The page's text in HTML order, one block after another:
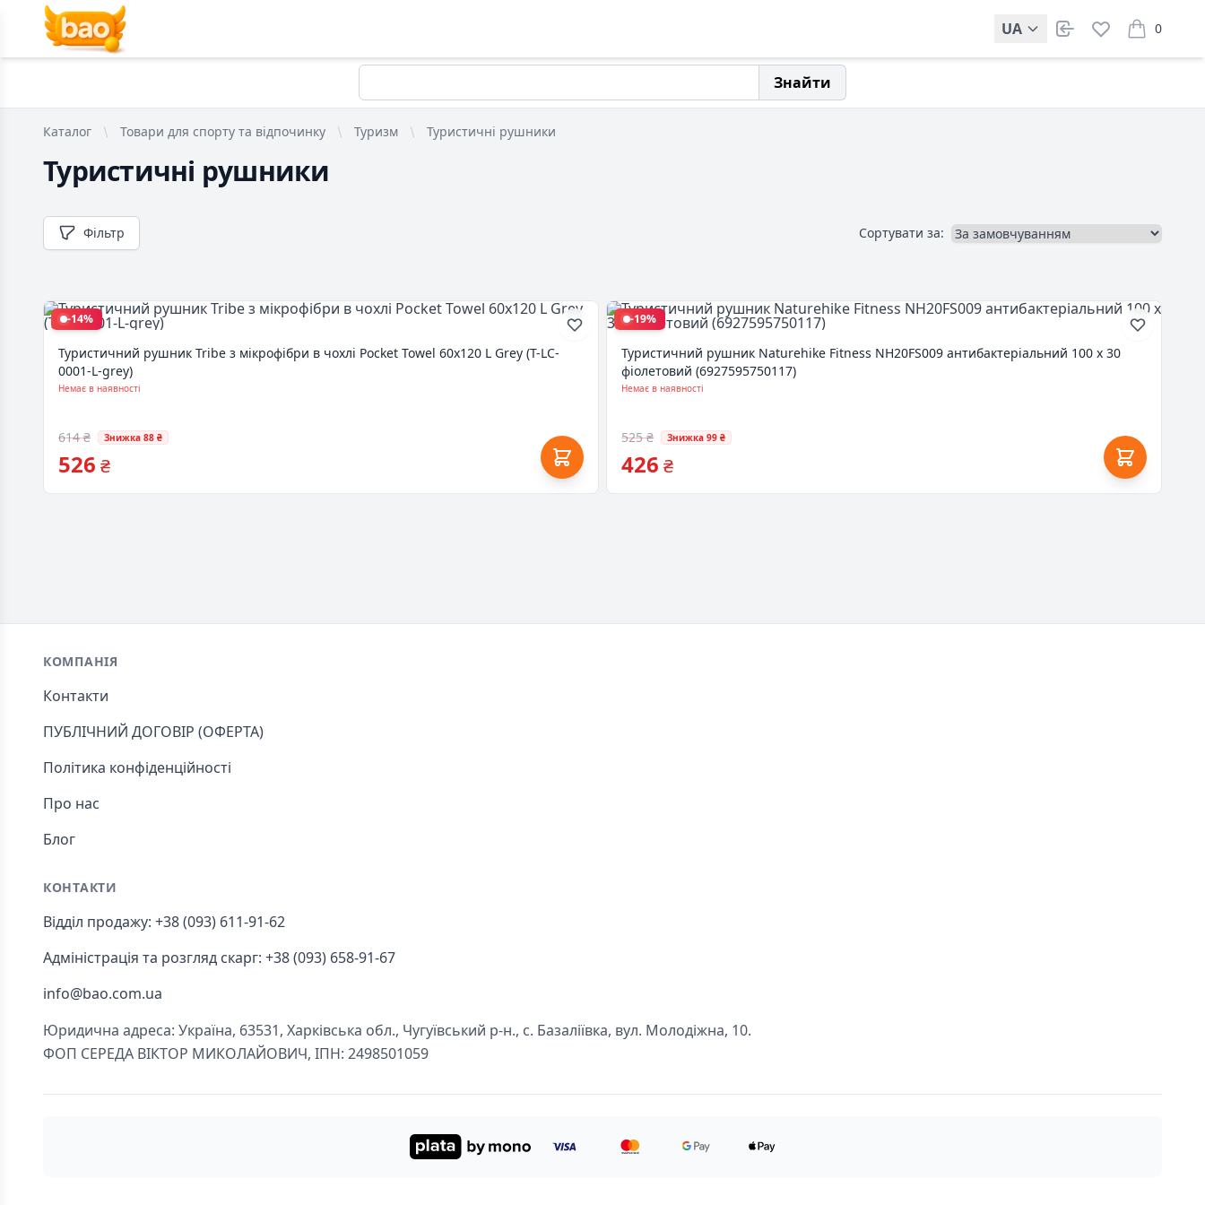
UA 0
items in
Знайти
Каталог Товари для спорту та відпочинку Туризм Туристичні рушники
Туристичні рушники
Фільтр Сортувати за:
-14%
Туристичний рушник Tribe з мікрофібри в чохлі Pocket Towel 60х120 L Grey (T-LC-
0001-L-grey)
Немає в наявності
614 ₴ Знижка 88 ₴
526 ₴
-19%
Туристичний рушник Naturehike Fitness NH20FS009 антибактеріальний 100 х 30
фіолетовий (6927595750117)
Немає в наявності
525 ₴ Знижка 99 ₴
426 ₴
Footer
КОМПАНІЯ
Контакти
ПУБЛІЧНИЙ ДОГОВІР (ОФЕРТА)
Політика конфіденційності
Про нас
Блог
КОНТАКТИ
Відділ продажу: +38 (093) 611-91-62
Адміністрація та розгляд скарг: +38 (093) 658-91-67
info@bao.com.ua
Юридична адреса: Україна, 63531, Харківська обл., Чугуївський р-н., с. Базаліївка, вул. Молодіжна, 10.
ФОП СЕРЕДА ВІКТОР МИКОЛАЙОВИЧ, ІПН: 2498501059